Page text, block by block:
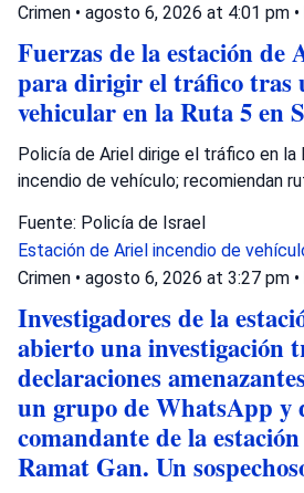
Crimen • agosto 6, 2026 at 4:01 pm •
Fuerzas de la estación de
para dirigir el tráfico tras
vehicular en la Ruta 5 en
Policía de Ariel dirige el tráfico en la
incendio de vehículo; recomiendan
Fuente: Policía de Israel
Estación de Ariel incendio de
Crimen • agosto 6, 2026 at 3:27 pm •
Investigadores de la
abierto una investigación
declaraciones
un grupo de WhatsApp y
comandante de la
Ramat Gan. Un